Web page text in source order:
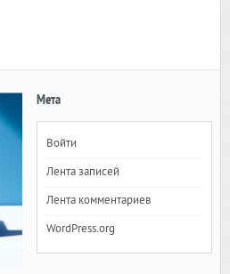
Мета
Войти
Лента записей
Лента комментариев
WordPress.org